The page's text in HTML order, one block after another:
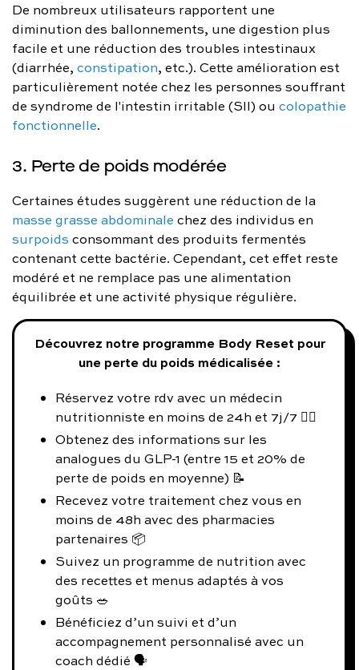
De nombreux utilisateurs rapportent une
diminution des ballonnements, une digestion plus
facile et une réduction des troubles intestinaux
(diarrhée, constipation, etc.). Cette amélioration est
particulièrement notée chez les personnes souffrant
de syndrome de l'intestin irritable (SII) ou colopathie
fonctionnelle.
3. Perte de poids modérée
Certaines études suggèrent une réduction de la
masse grasse abdominale chez des individus en
surpoids consommant des produits fermentés
contenant cette bactérie. Cependant, cet effet reste
modéré et ne remplace pas une alimentation
équilibrée et une activité physique régulière.
Découvrez notre programme Body Reset pour
une perte du poids médicalisée :
Réservez votre rdv avec un médecin
nutritionniste en moins de 24h et 7j/7 👨‍⚕️
Obtenez des informations sur les
analogues du GLP-1 (entre 15 et 20% de
perte de poids en moyenne) 📝
Recevez votre traitement chez vous en
moins de 48h avec des pharmacies
partenaires 📦
Suivez un programme de nutrition avec
des recettes et menus adaptés à vos
goûts 🥗
Bénéficiez d’un suivi et d’un
accompagnement personnalisé avec un
coach dédié 🗣️